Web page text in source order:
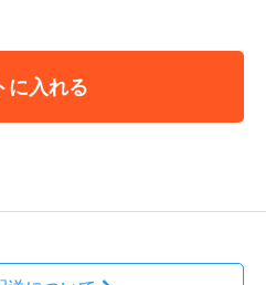
に入れる